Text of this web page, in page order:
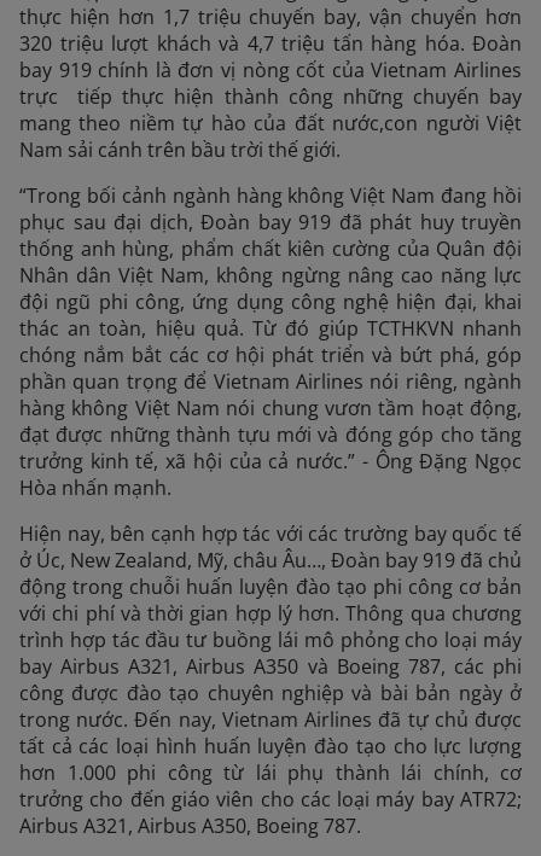
thực hiện hơn 1,7 triệu chuyến bay, vận chuyển hơn
320 triệu lượt khách và 4,7 triệu tấn hàng hóa. Đoàn
bay 919 chính là đơn vị nòng cốt của Vietnam Airlines
trực tiếp thực hiện thành công những chuyến bay
mang theo niềm tự hào của đất nước,con người Việt
Nam sải cánh trên bầu trời thế giới.
“Trong bối cảnh ngành hàng không Việt Nam đang hồi
phục sau đại dịch, Đoàn bay 919 đã phát huy truyền
thống anh hùng, phẩm chất kiên cường của Quân đội
Nhân dân Việt Nam, không ngừng nâng cao năng lực
đội ngũ phi công, ứng dụng công nghệ hiện đại, khai
thác an toàn, hiệu quả. Từ đó giúp TCTHKVN nhanh
chóng nắm bắt các cơ hội phát triển và bứt phá, góp
phần quan trọng để Vietnam Airlines nói riêng, ngành
hàng không Việt Nam nói chung vươn tầm hoạt động,
đạt được những thành tựu mới và đóng góp cho tăng
trưởng kinh tế, xã hội của cả nước.” - Ông Đặng Ngọc
Hòa nhấn mạnh.
Hiện nay, bên cạnh hợp tác với các trường bay quốc tế
ở Úc, New Zealand, Mỹ, châu Âu…, Đoàn bay 919 đã chủ
động trong chuỗi huấn luyện đào tạo phi công cơ bản
với chi phí và thời gian hợp lý hơn. Thông qua chương
trình hợp tác đầu tư buồng lái mô phỏng cho loại máy
bay Airbus A321, Airbus A350 và Boeing 787, các phi
công được đào tạo chuyên nghiệp và bài bản ngày ở
trong nước. Đến nay, Vietnam Airlines đã tự chủ được
tất cả các loại hình huấn luyện đào tạo cho lực lượng
hơn 1.000 phi công từ lái phụ thành lái chính, cơ
trưởng cho đến giáo viên cho các loại máy bay ATR72;
Airbus A321, Airbus A350, Boeing 787.